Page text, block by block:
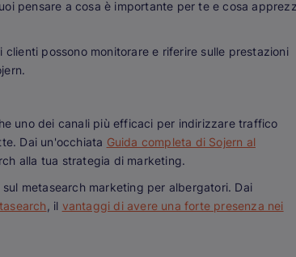
pensare a cosa è importante per te e cosa
possono monitorare e riferire sulle prestazioni
uno dei canali più efficaci per indirizzare traffico
Dai un'occhiata Guida completa di Sojern al
alla tua strategia di marketing.
metasearch marketing per albergatori. Dai
, il vantaggi di avere una forte presenza nei